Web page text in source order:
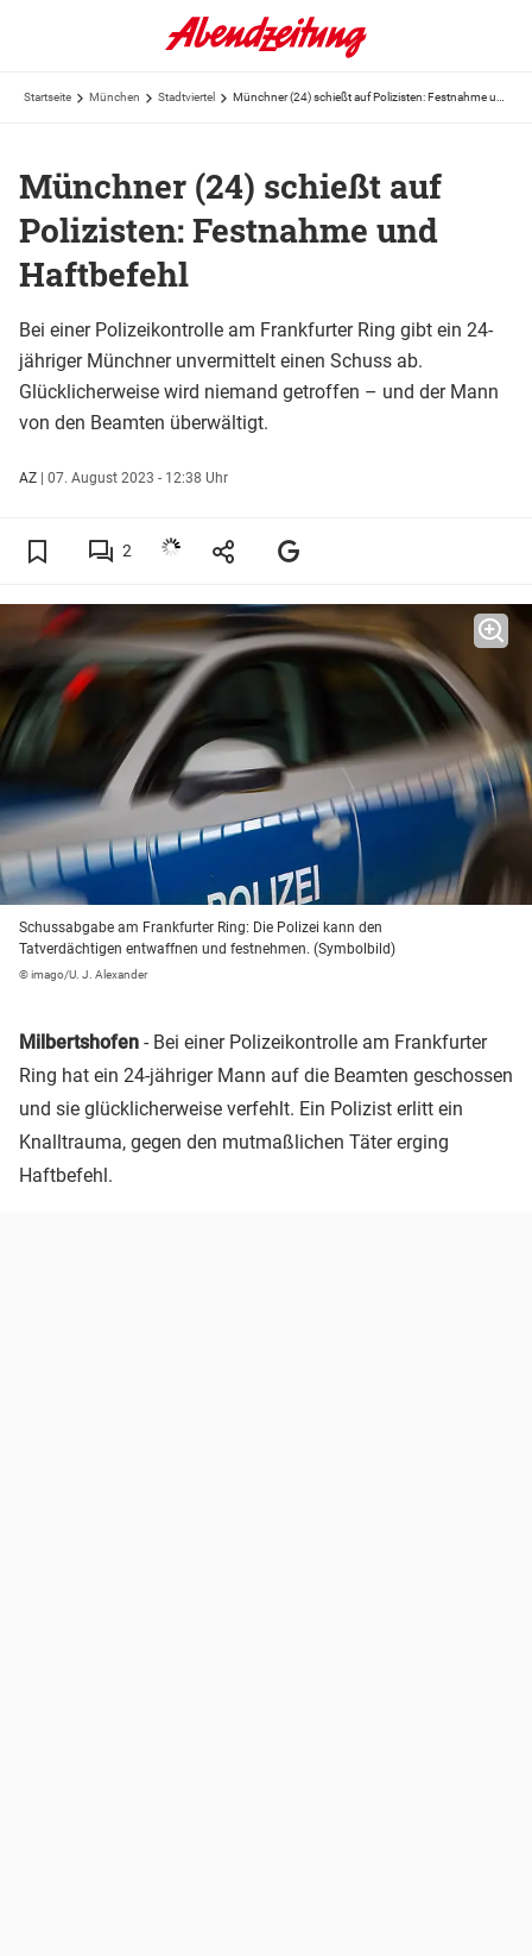
Startseite München Stadtviertel
Münchner (24) schießt auf
Polizisten: Festnahme und
Haftbefehl
Bei einer Polizeikontrolle am Frankfurter Ring gibt ein 24-
jähriger Münchner unvermittelt einen Schuss ab.
Glücklicherweise wird niemand getroffen – und der Mann
von den Beamten überwältigt.
AZ | 07. August 2023 - 12:38 Uhr
2
Schussabgabe am Frankfurter Ring: Die Polizei kann den
Tatverdächtigen entwaffnen und festnehmen. (Symbolbild)
© imago/U. J. Alexander
Milbertshofen - Bei einer Polizeikontrolle am Frankfurter
Ring hat ein 24-jähriger Mann auf die Beamten geschossen
und sie glücklicherweise verfehlt. Ein Polizist erlitt ein
Knalltrauma, gegen den mutmaßlichen Täter erging
Haftbefehl.